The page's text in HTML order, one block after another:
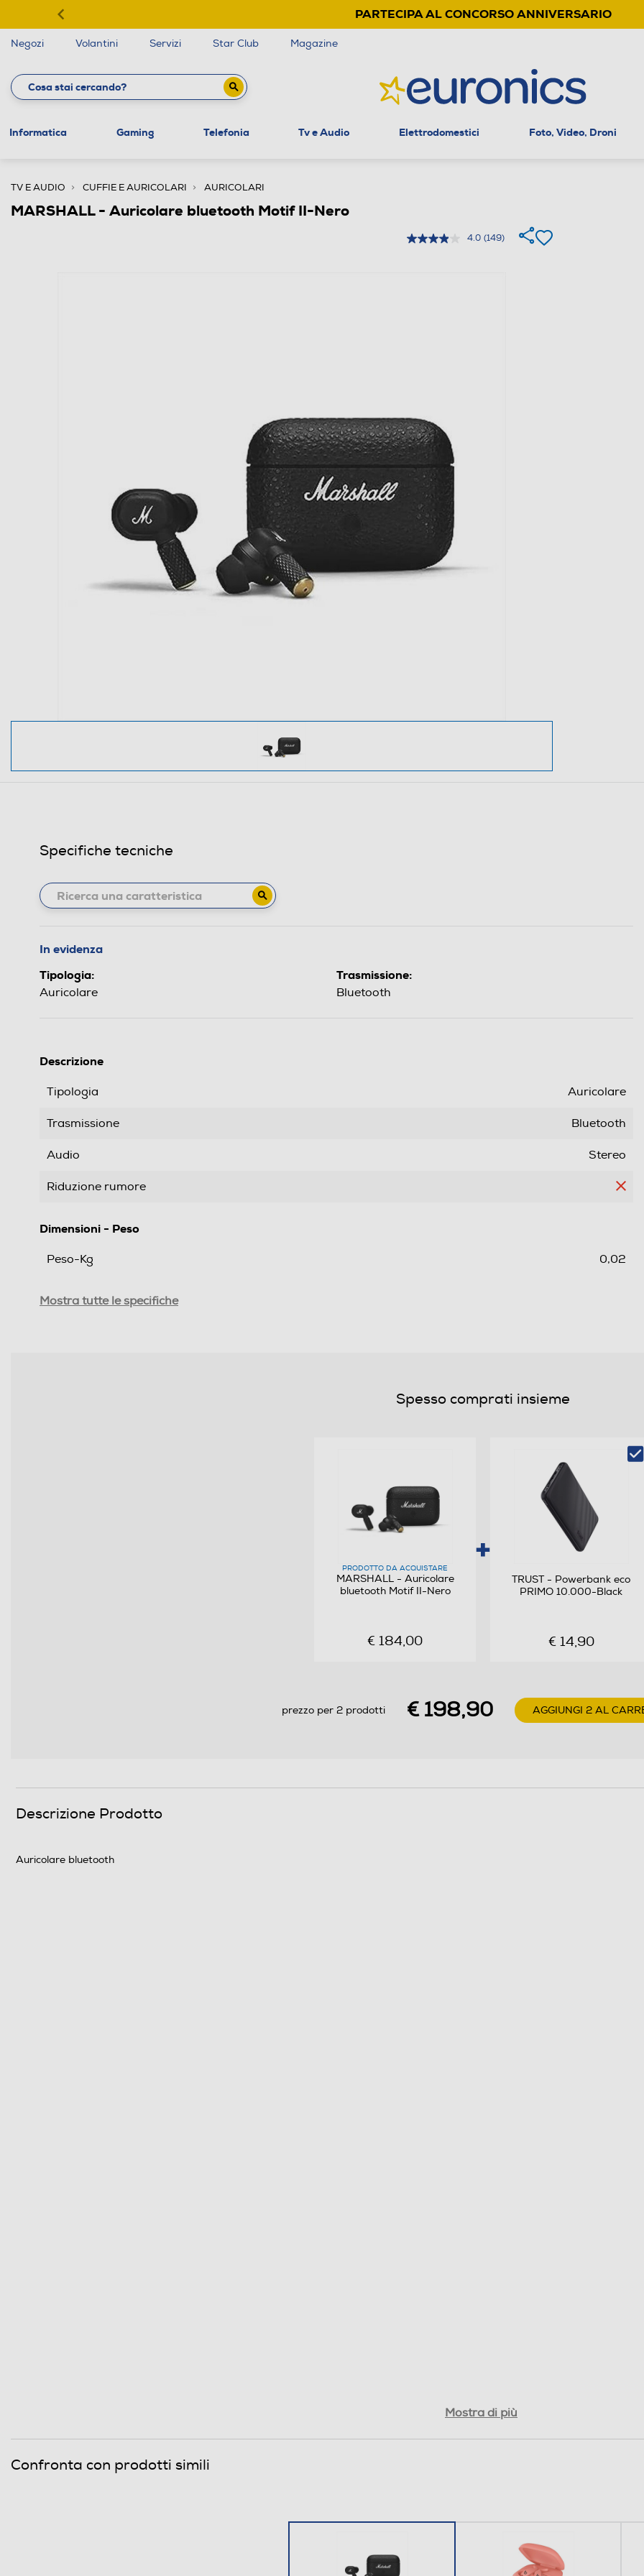
PARTECIPA AL CONCORSO ANNIVERSARIO
Negozi Volantini Servizi Star Club Magazine
Informatica Gaming Telefonia Tv e Audio Elettrodomestici Foto, Video, Droni
TV E AUDIO CUFFIE E AURICOLARI AURICOLARI
MARSHALL - Auricolare bluetooth Motif II-Nero
4.0 (149)
Specifiche tecniche
In evidenza
Tipologia:
Auricolare
Trasmissione:
Bluetooth
Descrizione
Tipologia Auricolare
Trasmissione Bluetooth
Audio Stereo
Riduzione rumore
Dimensioni - Peso
Peso-Kg 0,02
Informazioni sulla sicurezza del prodotto
Mostra tutte le specifiche
Spesso comprati insieme
PRODOTTO DA ACQUISTARE
MARSHALL - Auricolare
bluetooth Motif II-Nero
€ 184,00
TRUST - Powerbank eco
PRIMO 10.000-Black
€ 14,90
prezzo per 2 prodotti € 198,90 AGGIUNGI 2 AL
Descrizione Prodotto
Auricolare bluetooth
Mostra di più
Confronta con prodotti simili